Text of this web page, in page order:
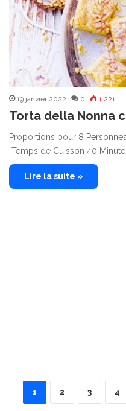
19 janvier 2022 0 1 221
Torta della Nonna
Proportions pour 8
Temps de Cuisson 40
Lire la suite »
1 2 3 4